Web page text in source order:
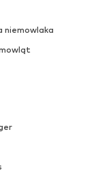
niemowlaka